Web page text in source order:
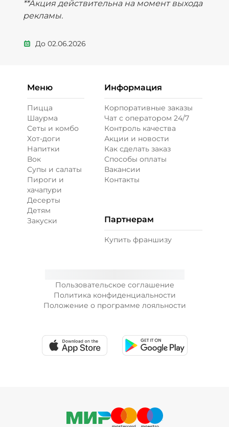
**Акция действительна на момент выхода
рекламы.
До 02.06.2026
Пользовательское соглашение
Политика конфиденциальности
Положение о программе лояльности
Меню
Пицца
Шаурма
Сеты и комбо
Хот-доги
Напитки
Вок
Супы и салаты
Пироги и
хачапури
Десерты
Детям
Закуски
Информация
Корпоративные заказы
Чат с оператором 24/7
Контроль качества
Акции и новости
Как сделать заказ
Способы оплаты
Вакансии
Контакты
Партнерам
Купить франшизу